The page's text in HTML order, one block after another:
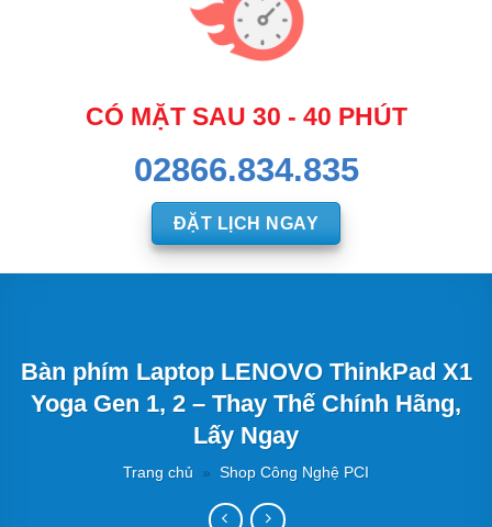
CÓ MẶT SAU 30 - 40 PHÚT
02866.834.835
ĐẶT LỊCH NGAY
Bàn phím Laptop LENOVO ThinkPad X1
Yoga Gen 1, 2 – Thay Thế Chính Hãng,
Lấy Ngay
Trang chủ » Shop Công Nghệ PCI